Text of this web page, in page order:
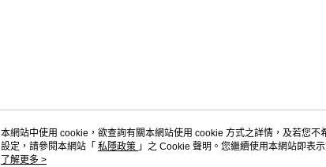
關於我們
本網站中使用 cookie，欲查詢有關本網站使用 cookie 方式之詳情，及若您
設定，請參閱本網站「 私隱政策 」之 Cookie 聲明。您繼續使用本網站即表
用 cookie。
了解更多 >